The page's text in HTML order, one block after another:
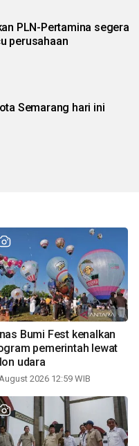
PLN-Pertamina segera
perusahaan
Semarang hari ini
Bumi Fest kenalkan
pemerintah lewat
udara
2026 12:59 WIB